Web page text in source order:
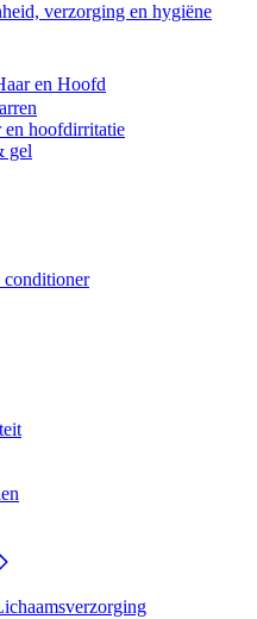
verzorging en hygiëne
en Hoofd
en hoofdirritatie
gel
conditioner